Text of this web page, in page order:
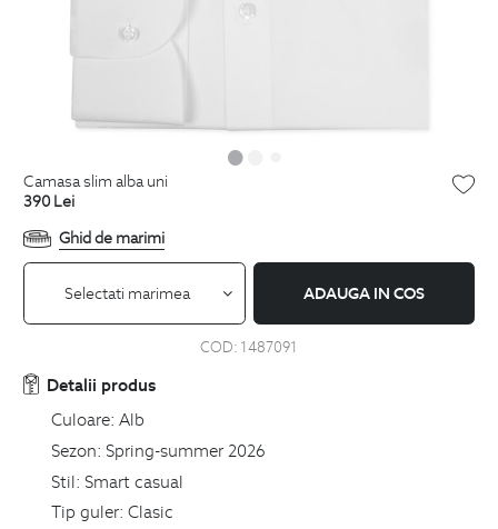
camasa slim alba uni
390 Lei
Ghid de marimi
Selectati marimea ADAUGA IN COS
COD: 1487091
Detalii produs
Culoare: Alb
Sezon: Spring-summer 2026
Stil: Smart casual
Tip guler: Clasic